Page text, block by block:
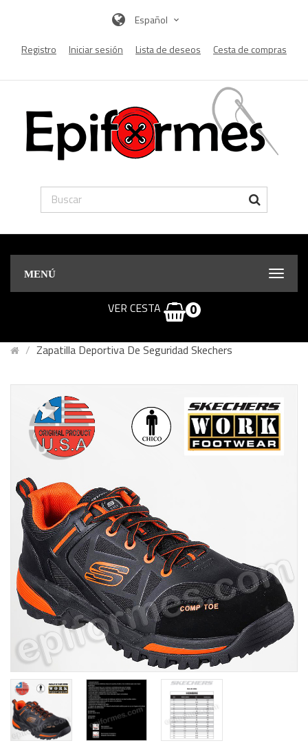
Español
Registro Iniciar sesión Lista de deseos Cesta de compras
MENÚ
VER CESTA 0
Zapatilla Deportiva De Seguridad Skechers